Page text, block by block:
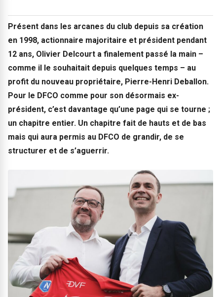
Présent dans les arcanes du club depuis sa création
en 1998, actionnaire majoritaire et président pendant
12 ans, Olivier Delcourt a finalement passé la main –
comme il le souhaitait depuis quelques temps – au
profit du nouveau propriétaire, Pierre-Henri Deballon.
Pour le DFCO comme pour son désormais ex-
président, c’est davantage qu’une page qui se tourne ;
un chapitre entier. Un chapitre fait de hauts et de bas
mais qui aura permis au DFCO de grandir, de se
structurer et de s’aguerrir.